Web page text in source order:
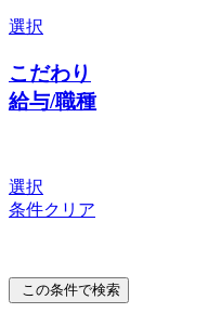
選択
こだわり
給与/職種
選択
条件クリア
この条件で検索